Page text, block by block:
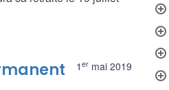
1 ermai 2019